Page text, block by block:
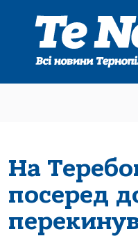
На
посеред